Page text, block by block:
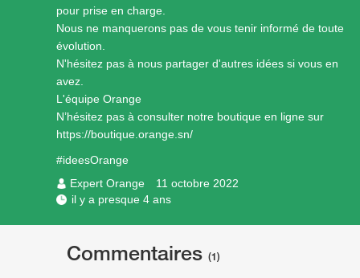
pour prise en charge.
Nous ne manquerons pas de vous tenir informé de toute
évolution.
N'hésitez pas à nous partager d'autres idées si vous en
avez.
L'équipe Orange
N’hésitez pas à consulter notre boutique en ligne sur
https://boutique.orange.sn/
#ideesOrange
Expert Orange
11 octobre 2022
il y a presque 4 ans
Commentaires (1)